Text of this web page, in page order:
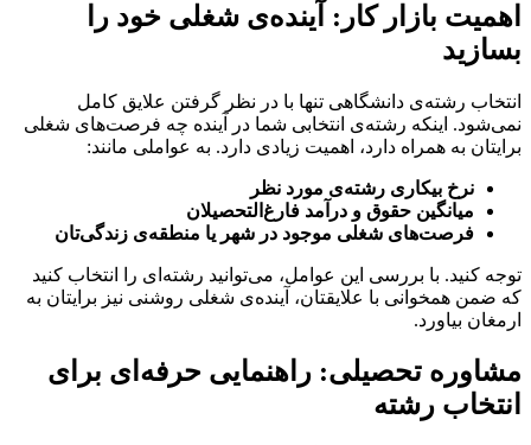
اهمیت بازار کار: آینده‌ی شغلی خود را
بسازید
انتخاب رشته‌ی دانشگاهی تنها با در نظر گرفتن علایق کامل
نمی‌شود. اینکه رشته‌ی انتخابی شما در آینده چه فرصت‌های شغلی
برایتان به همراه دارد، اهمیت زیادی دارد. به عواملی مانند:
نرخ بیکاری رشته‌ی مورد نظر
میانگین حقوق و درآمد فارغ‌التحصیلان
فرصت‌های شغلی موجود در شهر یا منطقه‌ی زندگی‌تان
توجه کنید. با بررسی این عوامل، می‌توانید رشته‌ای را انتخاب کنید
که ضمن همخوانی با علایقتان، آینده‌ی شغلی روشنی نیز برایتان به
ارمغان بیاورد.
مشاوره تحصیلی: راهنمایی حرفه‌ای برای
انتخاب رشته